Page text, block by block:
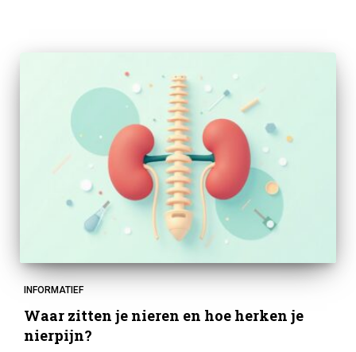
INFORMATIEF
Waar zitten je nieren en hoe herken je
nierpijn?